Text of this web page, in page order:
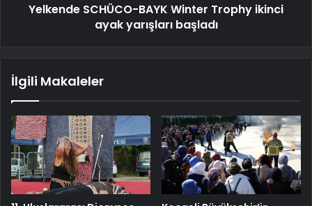
Yelkende SCHÜCO-BAYK Winter Trophy ikinci
ayak yarışları başladı
İlgili Makaleler